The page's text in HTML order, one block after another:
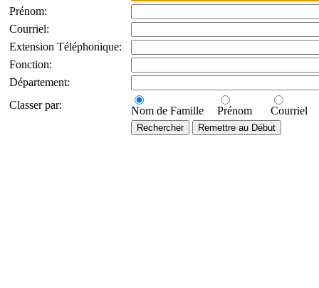
Prénom:
Courriel:
Extension Téléphonique:
Fonction:
Département:
Classer par:
Nom de Famille Prénom Courriel